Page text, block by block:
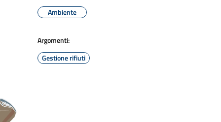
Ambiente
Argomenti:
Gestione rifiuti